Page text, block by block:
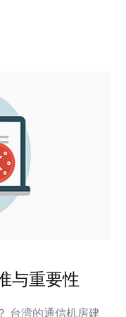
与重要性
台湾的通信机房建